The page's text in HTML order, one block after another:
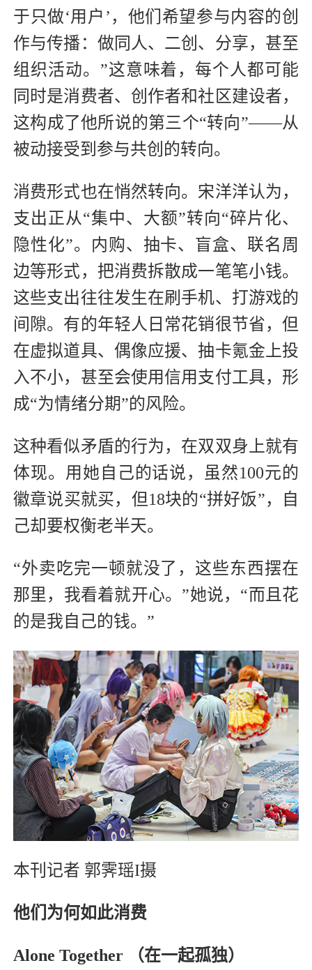
于只做‘用户’，他们希望参与内容的创
作与传播：做同人、二创、分享，甚至
组织活动。”这意味着，每个人都可能
同时是消费者、创作者和社区建设者，
这构成了他所说的第三个“转向”——从
被动接受到参与共创的转向。
消费形式也在悄然转向。宋洋洋认为，
支出正从“集中、大额”转向“碎片化、
隐性化”。内购、抽卡、盲盒、联名周
边等形式，把消费拆散成一笔笔小钱。
这些支出往往发生在刷手机、打游戏的
间隙。有的年轻人日常花销很节省，但
在虚拟道具、偶像应援、抽卡氪金上投
入不小，甚至会使用信用支付工具，形
成“为情绪分期”的风险。
这种看似矛盾的行为，在双双身上就有
体现。用她自己的话说，虽然100元的
徽章说买就买，但18块的“拼好饭”，自
己却要权衡老半天。
“外卖吃完一顿就没了，这些东西摆在
那里，我看着就开心。”她说，“而且花
的是我自己的钱。”
本刊记者 郭霁瑶I摄
他们为何如此消费
Alone Together （在一起孤独）